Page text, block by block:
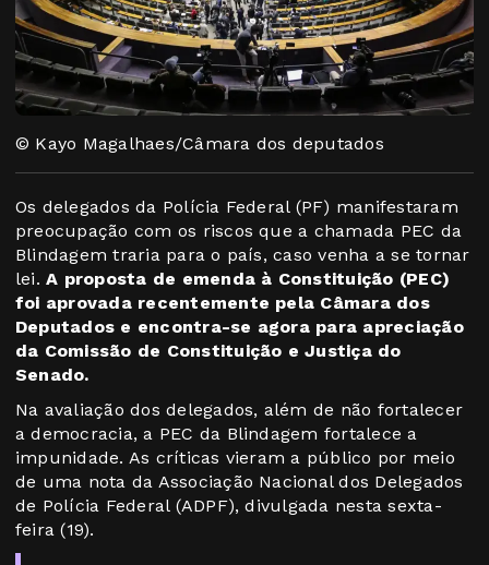
© Kayo Magalhaes/Câmara dos deputados
Os delegados da Polícia Federal (PF) manifestaram
preocupação com os riscos que a chamada PEC da
Blindagem traria para o país, caso venha a se tornar
lei.A proposta de emenda à Constituição (PEC)
foi aprovada recentemente pela Câmara dos
Deputados e encontra-se agora para apreciação
da Comissão de Constituição e Justiça do
Senado.
Na avaliação dos delegados, além de não fortalecer
a democracia, a PEC da Blindagem fortalece a
impunidade. As críticas vieram a público por meio
de uma nota da Associação Nacional dos Delegados
de Polícia Federal (ADPF), divulgada nesta sexta-
feira (19).